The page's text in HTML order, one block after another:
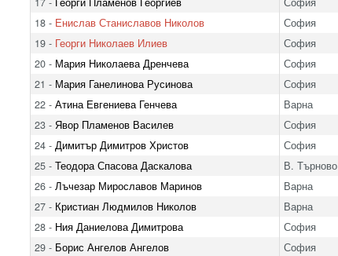
18 - Енислав Станиславов Николов София
19 - Георги Николаев Илиев София
20 - Мария Николаева Дренчева София
21 - Мария Ганелинова Русинова София
22 - Атина Евгениева Генчева Варна
23 - Явор Пламенов Василев София
24 - Димитър Димитров Христов София
25 - Теодора Спасова Даскалова В. Търново
26 - Лъчезар Мирославов Маринов Варна
27 - Кристиан Людмилов Николов Варна
28 - Ния Даниелова Димитрова София
29 - Борис Ангелов Ангелов София